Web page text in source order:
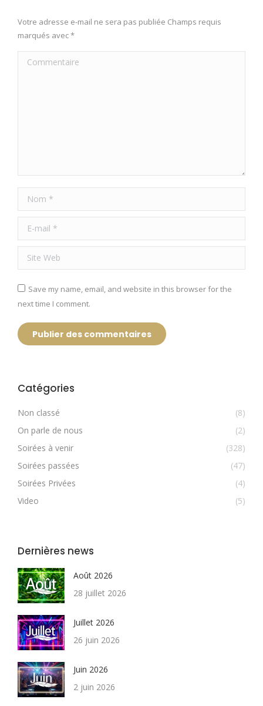
Votre adresse e-mail ne sera pas publiée Champs requis
marqués avec*
Commentaire
Nom *
E-mail *
Site Web
Save my name, email, and website in this browser for the
next time I comment.
Publier des commentaires
Catégories
Non classé
(8)
On parle de nous
(2)
Soirées à venir
(328)
Soirées passées
(47)
Soirées Privées
(4)
Video
(5)
Dernières news
Août 2026
28 juillet 2026
Juillet 2026
26 juin 2026
Juin 2026
2 juin 2026